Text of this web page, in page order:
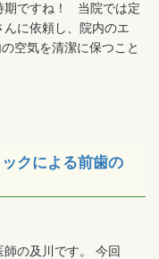
期ですね！ 当院では定
に依頼し、院内のエ
空気を清潔に保つこと
クによる前歯の
の及川です。 今回